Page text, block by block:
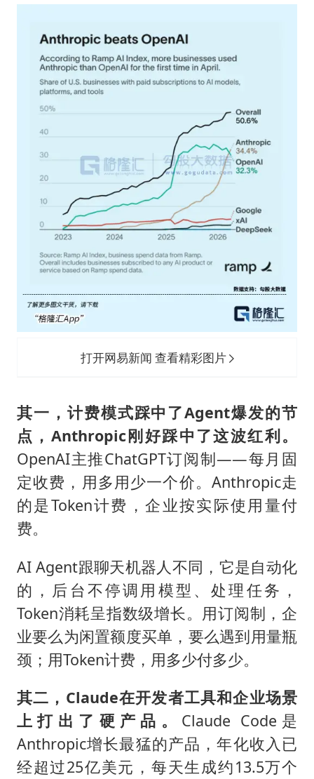
打开网易新闻 查看精彩图片
其一，计费模式踩中了Agent爆发的节
点， Anthropic刚好踩中了这波红利。
OpenAI主推ChatGPT订阅制——每月固
定收费，用多用少一个价。Anthropic走
的是Token计费，企业按实际使用量付
费。
AI Agent跟聊天机器人不同，它是自动化
的，后台不停调用模型、处理任务，
Token消耗呈指数级增长。用订阅制，企
业要么为闲置额度买单，要么遇到用量瓶
颈；用Token计费，用多少付多少。
其二， Claude在开发者工具和企业场景
上打出了硬产品。 Claude Code是
Anthropic增长最猛的产品，年化收入已
经超过25亿美元，每天生成约13.5万个